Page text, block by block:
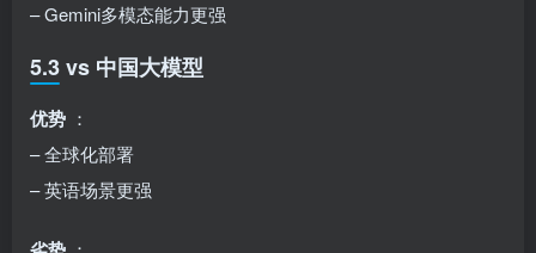
– Gemini多模态能力更强
5.3 vs 中国大模型
优势 ：
– 全球化部署
– 英语场景更强